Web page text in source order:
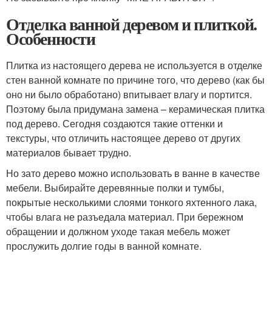
Отделка ванной деревом и плиткой.
Особенности
Плитка из настоящего дерева не используется в отделке
стен ванной комнате по причине того, что дерево (как бы
оно ни было обработано) впитывает влагу и портится.
Поэтому была придумана замена – керамическая плитка
под дерево. Сегодня создаются такие оттенки и
текстуры, что отличить настоящее дерево от других
материалов бывает трудно.
Но зато дерево можно использовать в ванне в качестве
мебели. Выбирайте деревянные полки и тумбы,
покрытые несколькими слоями тонкого яхтенного лака,
чтобы влага не разъедала материал. При бережном
обращении и должном уходе такая мебель может
прослужить долгие годы в ванной комнате.